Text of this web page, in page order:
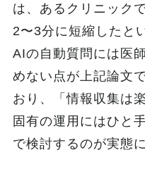
は、あるクリニック
2〜3分に短縮したと
AIの自動質問には医
めない点が上記論文
おり、「情報収集は
固有の運用にはひと
で検討するのが実態